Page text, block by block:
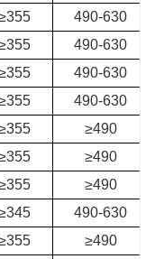
490-630
490-630
490-630
490-630
≥490
≥490
≥490
490-630
≥490